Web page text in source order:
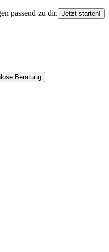
passend zu dir. Jetzt starten!
Beratung